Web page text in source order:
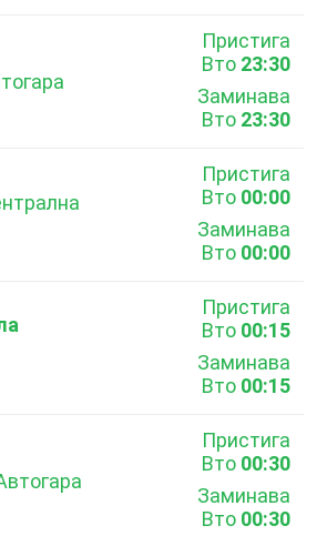
Пристига
Вто 23:30
Заминава
Вто 23:30
Пристига
Вто 00:00
Заминава
Вто 00:00
Пристига
Вто 00:15
Заминава
Вто 00:15
Пристига
Вто 00:30
Заминава
Вто 00:30